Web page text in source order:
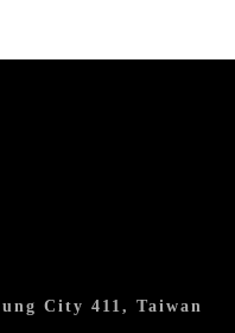
City 411, Taiwan